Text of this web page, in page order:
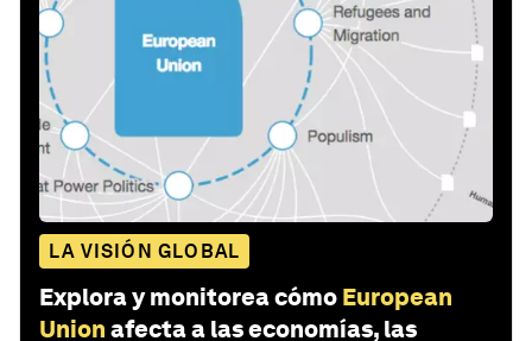
LA VISIÓN GLOBAL
Explora y monitorea cómo European
Union afecta a las economías, las